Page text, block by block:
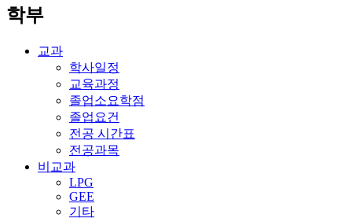
학부
교과
학사일정
교육과정
졸업소요학점
졸업요건
전공 시간표
전공과목
비교과
LPG
GEE
기타